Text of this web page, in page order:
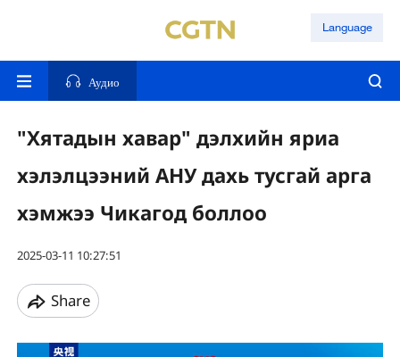
Language
Аудио
"Хятадын хавар" дэлхийн яриа
хэлэлцээний АНУ дахь тусгай арга
хэмжээ Чикагод боллоо
2025-03-11 10:27:51
Share